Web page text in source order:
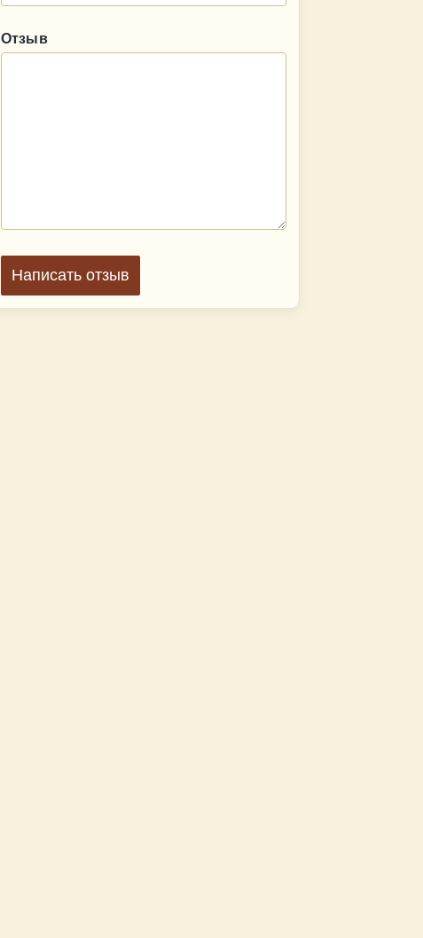
Отзыв
Написать отзыв